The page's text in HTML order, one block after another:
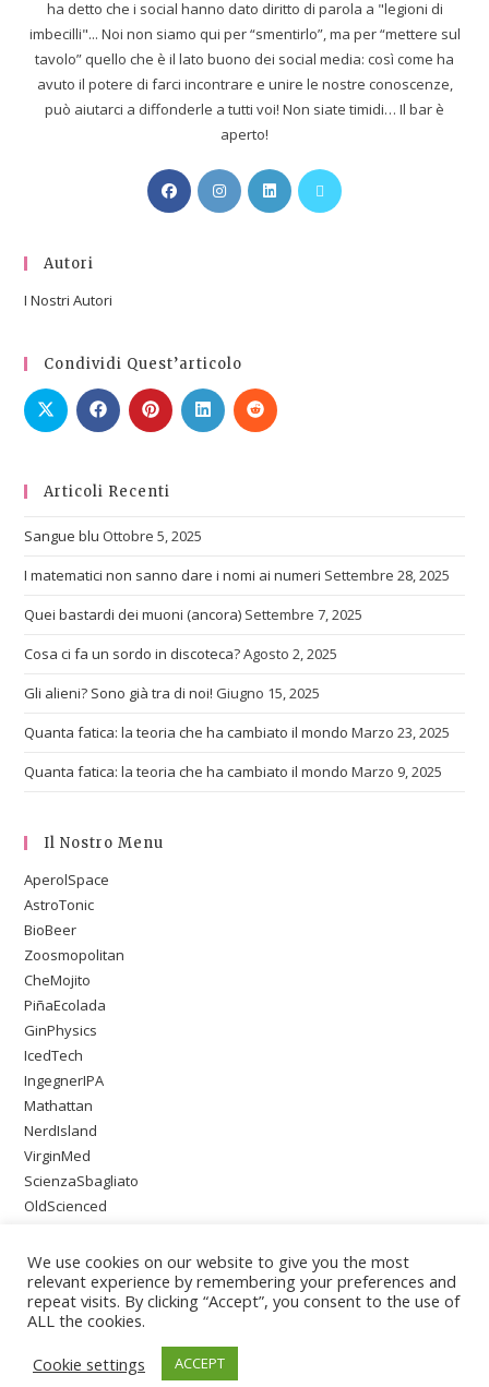
ha detto che i social hanno dato diritto di parola a "legioni di
imbecilli"... Noi non siamo qui per “smentirlo”, ma per “mettere sul
tavolo” quello che è il lato buono dei social media: così come ha
avuto il potere di farci incontrare e unire le nostre conoscenze,
può aiutarci a diffonderle a tutti voi! Non siate timidi… Il bar è
aperto!
Autori
I Nostri Autori
Condividi Quest’articolo
Articoli Recenti
Sangue blu Ottobre 5, 2025
I matematici non sanno dare i nomi ai numeri Settembre 28, 2025
Quei bastardi dei muoni (ancora) Settembre 7, 2025
Cosa ci fa un sordo in discoteca?Agosto 2, 2025
Gli alieni? Sono già tra di noi! Giugno 15, 2025
Quanta fatica: la teoria che ha cambiato il mondo Marzo 23, 2025
Quanta fatica: la teoria che ha cambiato il mondo Marzo 9, 2025
Il Nostro Menu
AperolSpace
AstroTonic
BioBeer
Zoosmopolitan
CheMojito
PiñaEcolada
GinPhysics
IcedTech
IngegnerIPA
Mathattan
NerdIsland
VirginMed
ScienzaSbagliato
OldScienced
PsychoOnTheBeach
We use cookies on our website to give you the most
relevant experience by remembering your preferences and
repeat visits. By clicking “Accept”, you consent to the use of
ALL the cookies.
Cookie settings
ACCEPT